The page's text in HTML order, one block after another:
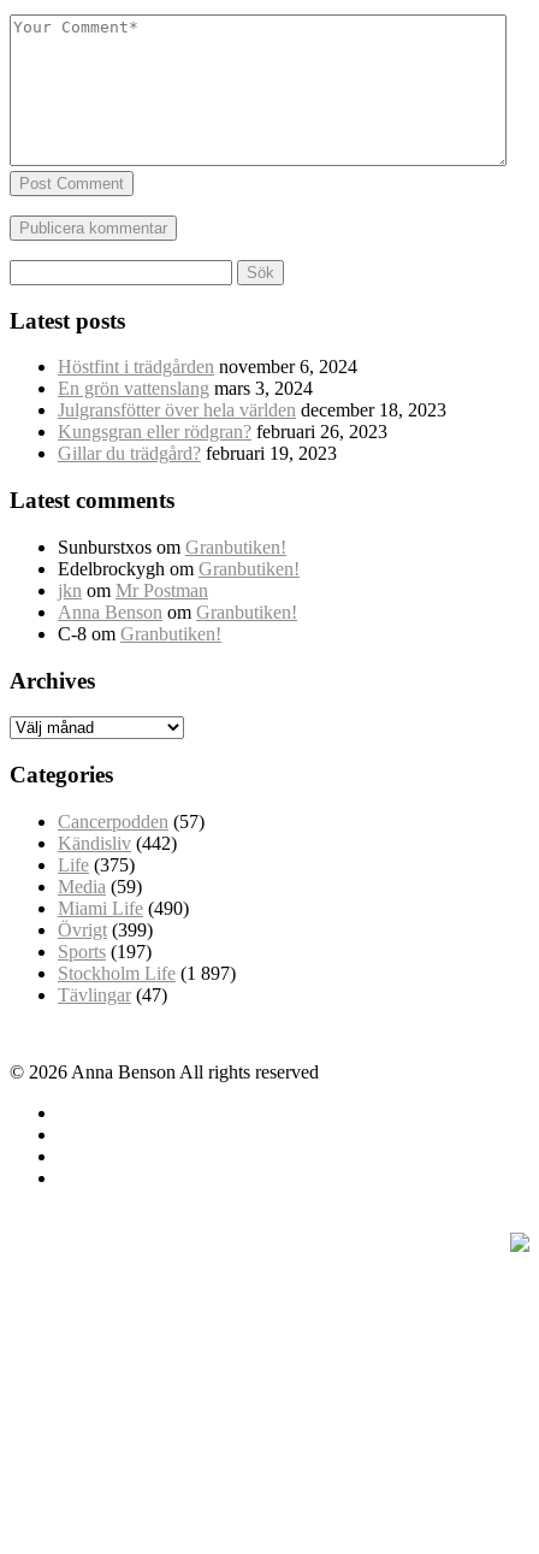
Post Comment
efter:
Latest posts
Höstfint i trädgården november 6, 2024
En grön vattenslang mars 3, 2024
Julgransfötter över hela världen december 18, 2023
Kungsgran eller rödgran? februari 26, 2023
Gillar du trädgård? februari 19, 2023
Latest comments
Sunburstxos om Granbutiken!
Edelbrockygh om Granbutiken!
jkn om Mr Postman
Anna Benson om Granbutiken!
C-8 om Granbutiken!
Archives
Archives
Categories
Cancerpodden (57)
Kändisliv (442)
Life (375)
Media (59)
Miami Life (490)
Övrigt (399)
Sports (197)
Stockholm Life (1 897)
Tävlingar (47)
© 2026 Anna Benson All rights reserved